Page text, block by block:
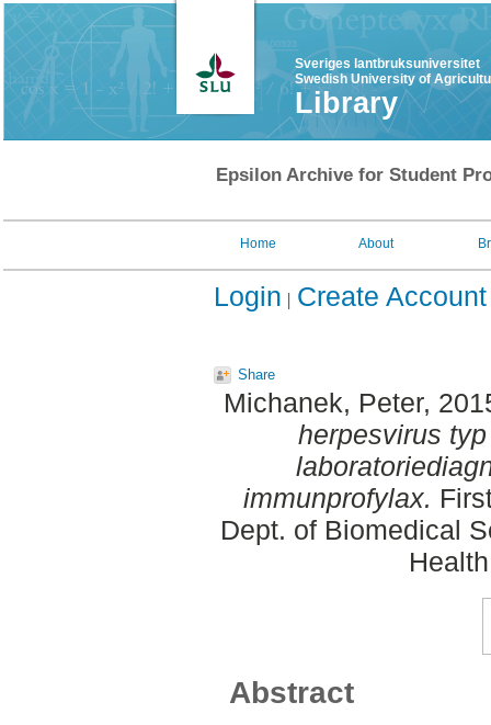
Sveriges lantbruksuniversitet
Swedish University of
Library
Epsilon Archive for Student
Home About
Login Create Account
Share
Michanek, Peter,
herpesvirus
immunprofylax.
Dept. of Biomedical
Abstract